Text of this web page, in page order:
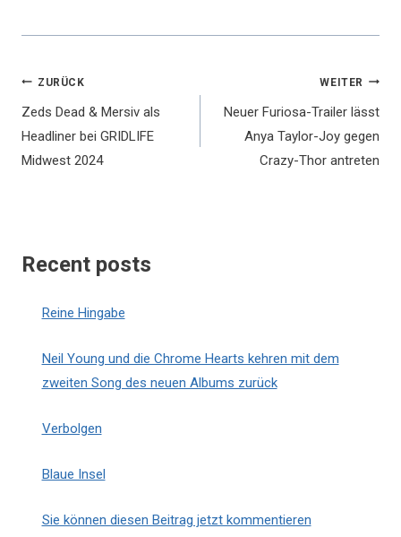
Beitragsnavigation
ZURÜCK
Zeds Dead & Mersiv als
Headliner bei GRIDLIFE
Midwest 2024
WEITER
Neuer Furiosa-Trailer lässt
Anya Taylor-Joy gegen
Crazy-Thor antreten
Recent posts
Reine Hingabe
Neil Young und die Chrome Hearts kehren mit dem
zweiten Song des neuen Albums zurück
Verbolgen
Blaue Insel
Sie können diesen Beitrag jetzt kommentieren